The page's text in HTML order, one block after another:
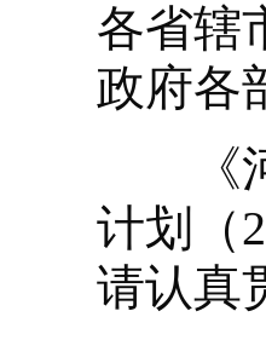
各省辖
政府各
《河
计划（
请认真